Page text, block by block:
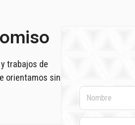
y trabajos de
orientamos sin
Nombre